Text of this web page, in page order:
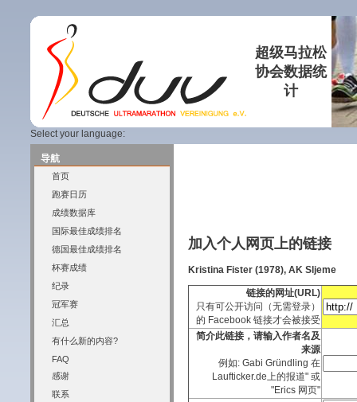
超级马拉松
协会数据统
计
Select your language:
导航
首页
跑赛日历
成绩数据库
国际最佳成绩排名
德国最佳成绩排名
杯赛成绩
纪录
冠军赛
汇总
有什么新的内容?
FAQ
感谢
联系
加入个人网页上的链接
Kristina Fister (1978), AK Sljeme
链接的网址(URL)
只有可公开访问（无需登录）
的 Facebook 链接才会被接受
简介此链接，请输入作者名及
来源
例如: Gabi Gründling 在
Laufticker.de上的报道" 或
"Erics 网页"